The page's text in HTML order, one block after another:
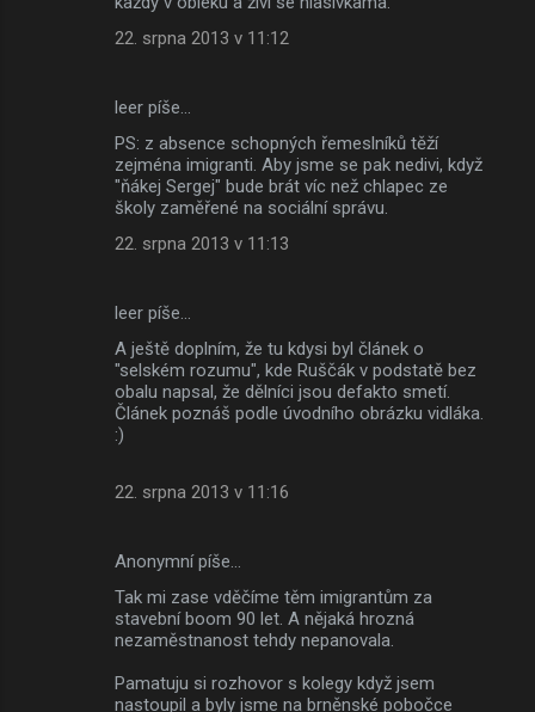
22. srpna 2013 v 11:12
leer píše…
PS: z absence schopných řemeslníků těží
zejména imigranti. Aby jsme se pak nedivi, když
"ňákej Sergej" bude brát víc než chlapec ze
školy zaměřené na sociální správu.
22. srpna 2013 v 11:13
leer píše…
A ještě doplním, že tu kdysi byl článek o
"selském rozumu", kde Ruščák v podstatě bez
obalu napsal, že dělníci jsou defakto smetí.
Článek poznáš podle úvodního obrázku vidláka.
:)
22. srpna 2013 v 11:16
Anonymní píše…
Tak mi zase vděčíme těm imigrantům za
stavební boom 90 let. A nějaká hrozná
nezaměstnanost tehdy nepanovala.
Pamatuju si rozhovor s kolegy když jsem
nastoupil a byly jsme na brněnské pobočce